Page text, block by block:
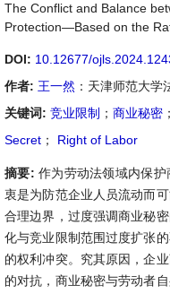
The Conflict and Balance
Protection—Based on the
DOI: 10.12677/
作者: 王一然 ：天津师范大学
关键词: 竞业限制 ； 商业秘密 ；
Secret ； Right of Labor
摘要: 作为劳动法领域内保
衷是为防范企业人员流动而
合理边界，过度强调商业秘
化与竞业限制范围过度扩张
的权利冲突。究其原因，企
的对抗，商业秘密与劳动者